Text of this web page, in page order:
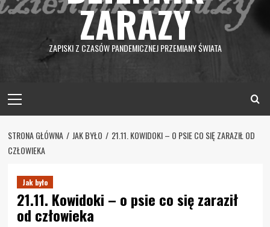
ZARAZY
ZAPISKI Z CZASÓW PANDEMICZNEJ PRZEMIANY ŚWIATA
Menu
STRONA GŁÓWNA JAK BYŁO
21.11. KOWIDOKI – O PSIE CO SIĘ ZARAZIŁ OD
CZŁOWIEKA
Jak było
21.11. Kowidoki – o psie co się zaraził
od człowieka